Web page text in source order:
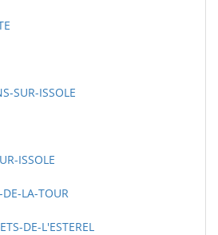
SUR-ISSOLE
ISSOLE
LA-TOUR
DE-L'ESTEREL